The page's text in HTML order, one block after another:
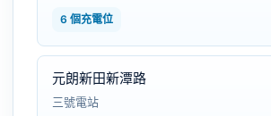
6 個充電位
元朗新田新潭路
三號電站